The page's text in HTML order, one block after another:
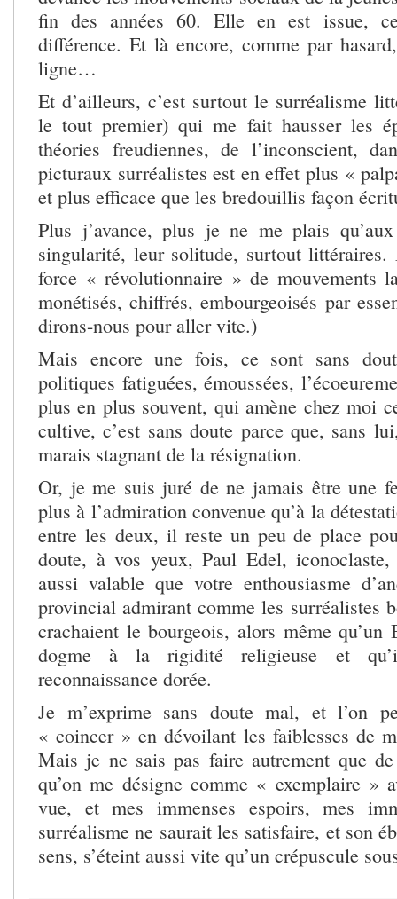
fin des années 60. Elle en est issue,
différence. Et là encore, comme par
ligne…
Et d’ailleurs, c’est surtout le surréalisme
le tout premier) qui me fait hausser les
théories freudiennes, de l’inconscient,
picturaux surréalistes est en effet plus «
et plus efficace que les bredouillis façon
Plus j’avance, plus je ne me plais
singularité, leur solitude, surtout
force « révolutionnaire » de mouvements
monétisés, chiffrés, embourgeoisés par
dirons-nous pour aller vite.)
Mais encore une fois, ce sont sans
politiques fatiguées, émoussées,
plus en plus souvent, qui amène chez moi
cultive, c’est sans doute parce que, sans
marais stagnant de la résignation.
Or, je me suis juré de ne jamais être une
plus à l’admiration convenue qu’à la
entre les deux, il reste un peu de place
doute, à vos yeux, Paul Edel,
aussi valable que votre enthousiasme
provincial admirant comme les surréalistes
crachaient le bourgeois, alors même qu’un
dogme à la rigidité religieuse et
reconnaissance dorée.
Je m’exprime sans doute mal, et l’on
« coincer » en dévoilant les faiblesses de
Mais je ne sais pas faire autrement que
qu’on me désigne comme « exemplaire »
vue, et mes immenses espoirs, mes
surréalisme ne saurait les satisfaire, et son
sens, s’éteint aussi vite qu’un crépuscule